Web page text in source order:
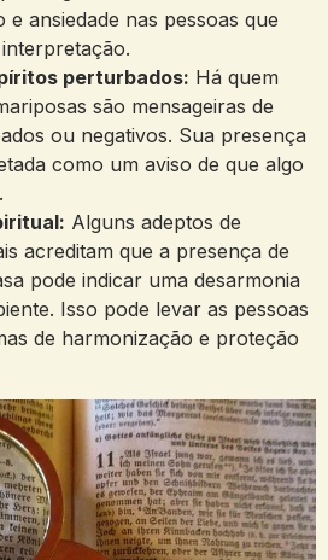
e ansiedade nas pessoas que
perturbados: Há quem
são mensageiras de
ou negativos. Sua presença
como um aviso de que algo
Alguns adeptos de
acreditam que a presença de
pode indicar uma desarmonia
Isso pode levar as pessoas
de harmonização e proteção